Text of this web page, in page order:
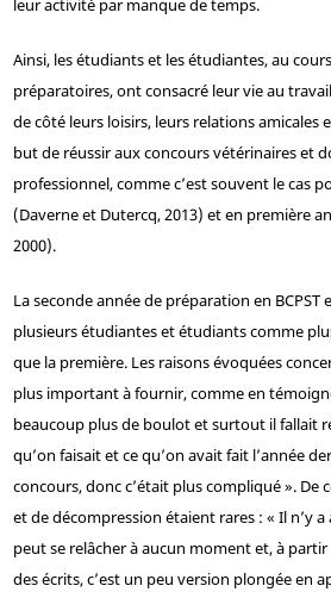
leur activité par manque de temps.
Ainsi, les étudiants et les étudiantes, au
préparatoires, ont consacré leur vie au
de côté leurs loisirs, leurs relations amicales
but de réussir aux concours vétérinaires et
professionnel, comme c’est souvent le cas
(Daverne et Dutercq, 2013) et en première
2000).
La seconde année de préparation en BCPST
plusieurs étudiantes et étudiants comme
que la première. Les raisons évoquées
plus important à fournir, comme en
beaucoup plus de boulot et surtout il fallait
qu’on faisait et ce qu’on avait fait l’année
concours, donc c’était plus compliqué ». De
et de décompression étaient rares : « Il n’y
peut se relâcher à aucun moment et, à
des écrits, c’est un peu version plongée en